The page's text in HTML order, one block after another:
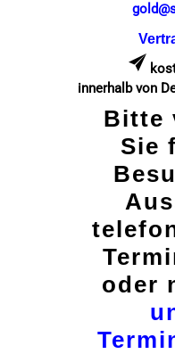
innerhalb von
Bitte
Sie
oder